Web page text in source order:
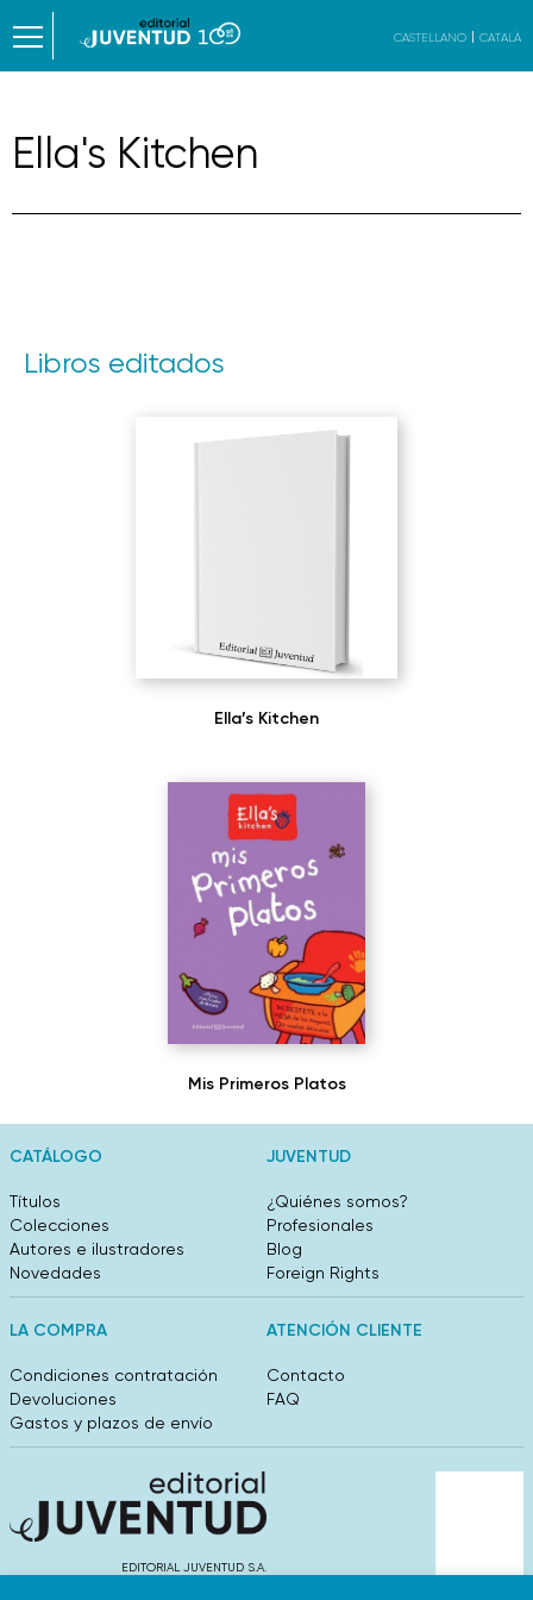
CASTELLANO CATALÀ
Ella's Kitchen
Libros editados
Ella’s Kitchen
Mis Primeros Platos
CATÁLOGO
Títulos
Colecciones
Autores e ilustradores
Novedades
JUVENTUD
¿Quiénes somos?
Profesionales
Blog
Foreign Rights
LA COMPRA
Condiciones contratación
Devoluciones
Gastos y plazos de envío
ATENCIÓN CLIENTE
Contacto
FAQ
EDITORIAL JUVENTUD S.A.